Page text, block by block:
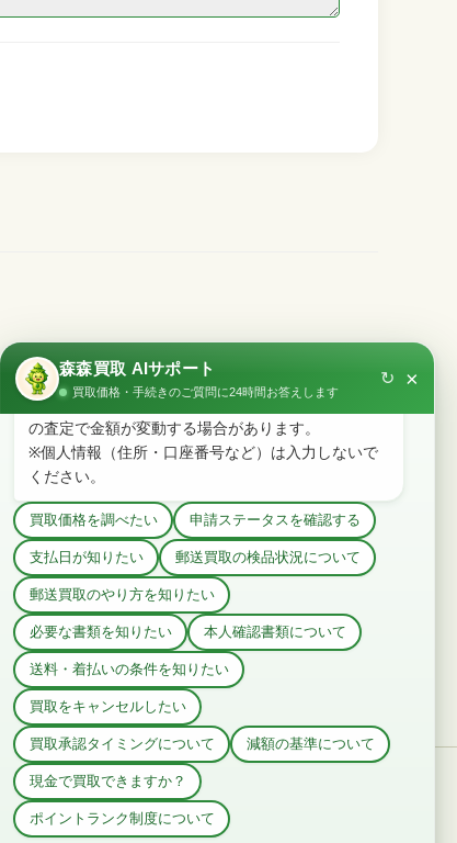
メール
買取の流れ店舗案内よくあるご質問
採用情報運営会社個人情報保護